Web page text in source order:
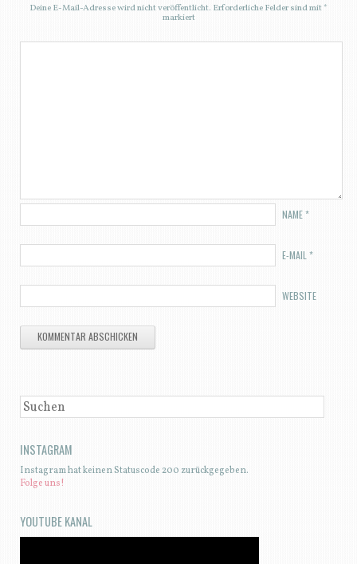
Deine E-Mail-Adresse wird nicht veröffentlicht. Erforderliche Felder sind mit*
markiert
NAME*
E-MAIL *
WEBSITE
SUCHEN
INSTAGRAM
Instagram hat keinen Statuscode 200 zurückgegeben.
Folge uns!
YOUTUBE KANAL